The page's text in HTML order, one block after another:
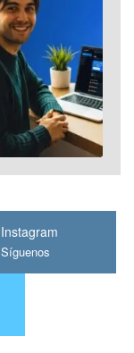
Instagram
Síguenos